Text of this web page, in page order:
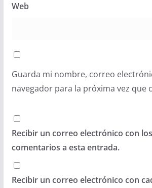
Web
Guarda mi nombre, correo
navegador para la próxima vez que
Recibir un correo electrónico con
comentarios a esta entrada.
Recibir un correo electrónico con